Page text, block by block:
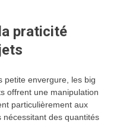
praticité
petite envergure, les big
offrent une manipulation
particulièrement aux
des quantités